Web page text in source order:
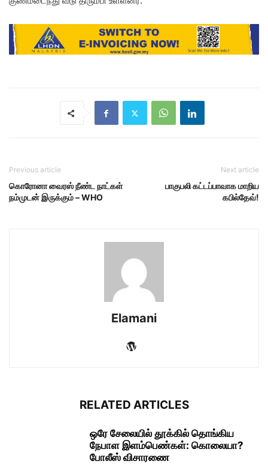
Previous article
கொரோனா வைரஸ் நீண்ட நாட்கள்
நம்முடன் இருக்கும் – WHO
Next article
பாகுபலி கட்டப்பாவாக மாறிய
கபில்தேவ்!
Elamani
RELATED ARTICLES
ஒரே சேலையில் தூக்கில் தொங்கிய
நேபாள இளம்பெண்கள்: கொலையா?
போலீஸ் விசாரணை